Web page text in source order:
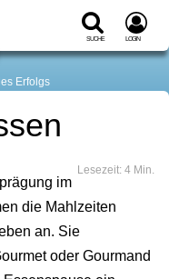
Suche Login
Erfolgs
Lesezeit: 4 Min.
im
die Mahlzeiten
an. Sie
oder Gourmand